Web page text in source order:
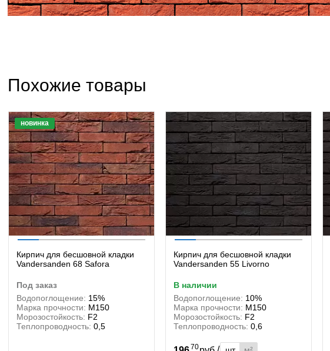
Похожие товары
новинка
Кирпич для бесшовной кладки
Vandersanden 68 Safora
под заказ
Водопоглощение: 15%
Марка прочности: М150
Морозостойкость: F2
Теплопроводность: 0,5
Кирпич для бесшовной кладки
Vandersanden 55 Livorno
в наличии
Водопоглощение: 10%
Марка прочности: М150
Морозостойкость: F2
Теплопроводность: 0,6
70